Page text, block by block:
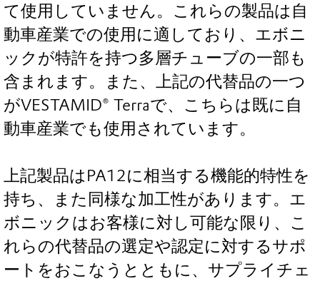
て使用していません。これらの製品は自
動車産業での使用に適しており、エボニ
ックが特許を持つ多層チューブの一部も
含まれます。また、上記の代替品の一つ
がVESTAMID® Terraで、こちらは既に自
動車産業でも使用されています。
上記製品はPA12に相当する機能的特性を
持ち、また同様な加工性があります。エ
ボニックはお客様に対し可能な限り、こ
れらの代替品の選定や認定に対するサポ
ートをおこなうとともに、サプライチェ